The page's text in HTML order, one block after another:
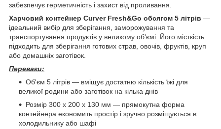
забезпечує герметичність і захист від проливання.
Харчовий контейнер Curver Fresh&Go обсягом 5 літрів —
ідеальний вибір для зберігання, заморожування та
транспортування продуктів у великому об'ємі. Його місткість
підходить для зберігання готових страв, овочів, фруктів, круп
або домашніх заготівок.
Переваги:
Об'єм 5 літрів — вміщує достатню кількість їжі для
великої родини або заготівок на кілька днів
Розмір 300 х 200 х 130 мм — прямокутна форма
контейнера економить простір і зручно розміщується в
холодильнику або шафі